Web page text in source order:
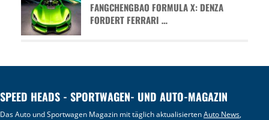
FANGCHENGBAO FORMULA X: DENZA
FORDERT FERRARI …
SPEED HEADS - SPORTWAGEN- UND AUTO-MAGAZIN
Das Auto und Sportwagen Magazin mit täglich aktualisiertenAuto News,